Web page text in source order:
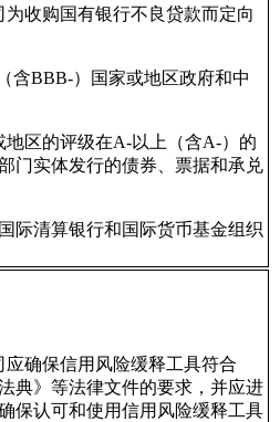
为收购国有银行不良贷款而定向
含BBB-）国家或地区政府和中
地区的评级在A-以上（含A-）的
门实体发行的债券、票据和承兑
际清算银行和国际货币基金组织
应确保信用风险缓释工具符合
典》等法律文件的要求，并应进
保认可和使用信用风险缓释工具